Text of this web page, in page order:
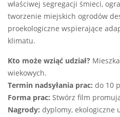
właściwej segregacji śmieci,
tworzenie miejskich ogrodów
proekologiczne wspierające
klimatu.
Kto może wziąć udział?
wiekowych.
Termin nadsyłania prac: do 10
Forma prac: Stwórz film
Nagrody: dyplomy, ekologiczne